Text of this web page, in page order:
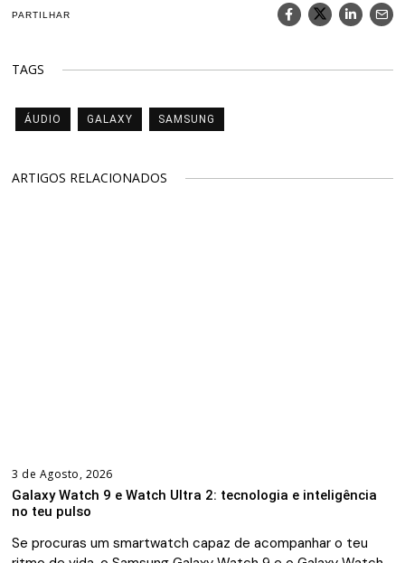
PARTILHAR
TAGS
ÁUDIO GALAXY SAMSUNG
ARTIGOS RELACIONADOS
3 de Agosto, 2026
Galaxy Watch 9 e Watch Ultra 2: tecnologia e inteligência
no teu pulso
Se procuras um smartwatch capaz de acompanhar o teu